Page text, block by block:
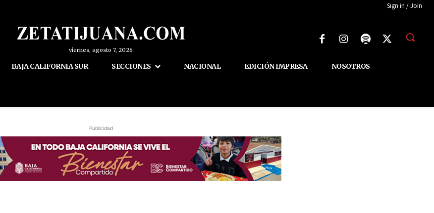
Sign in / Join
viernes, agosto 7, 2026
BAJA CALIFORNIA SUR SECCIONES NACIONAL EDICIÓN IMPRESA NOSOTROS
Publicidad